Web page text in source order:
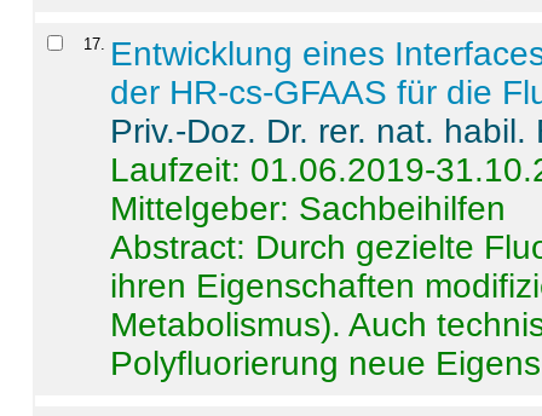
17
Entwicklung eines
der HR-cs-GFAAS für die
Priv.-Doz. Dr. rer. nat.
Laufzeit: 01.06.2019-
Mittelgeber: Sachbeihilfen
Abstract: Durch gezielte
ihren Eigenschaften
Metabolismus). Auch
Polyfluorierung neue